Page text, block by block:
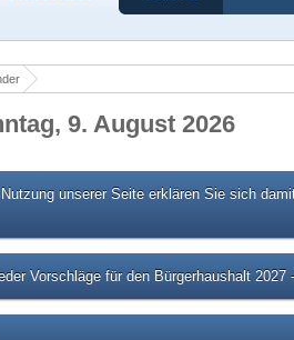
9. August 2026
unserer Seite erklären Sie sich
Vorschläge für den Bürgerhaushalt 2027